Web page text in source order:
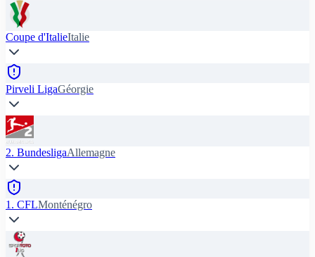
Coupe d'ItalieItalie
Pirveli LigaGéorgie
2. BundesligaAllemagne
1. CFLMonténégro